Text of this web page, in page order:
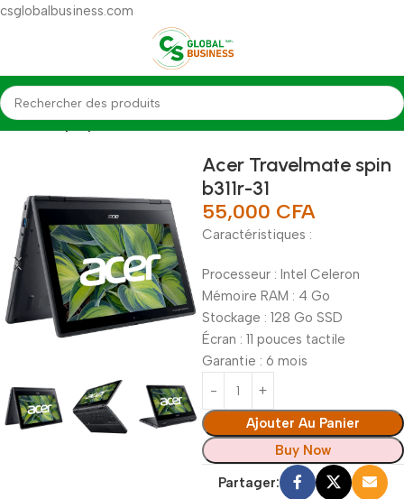
csglobalbusiness.com
Accueil Laptop
Acer Travelmate spin
b311r-31
55,000 CFA
Caractéristiques :
Processeur : Intel Celeron
Mémoire RAM : 4 Go
Stockage : 128 Go SSD
Écran : 11 pouces tactile
Garantie : 6 mois
Ajouter Au Panier
Buy Now
Partager: